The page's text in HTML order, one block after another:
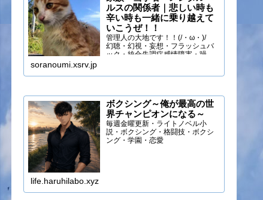
ルスの関係者｜悲しい時も
辛い時も一緒に乗り越えて
いこうぜ！！
管理人の大地です！！(/・ω・)/
幻聴・幻視・妄想・フラッシュバ
ック・統合失調症感情障害・躁う
soranoumi.xsrv.jp
ボクシング～俺が最高の世
界チャンピオンになる～
毎週金曜更新・ライトノベル小
説・ボクシング・格闘技・ボクシ
ング・学園・恋愛
life.haruhilabo.xyz